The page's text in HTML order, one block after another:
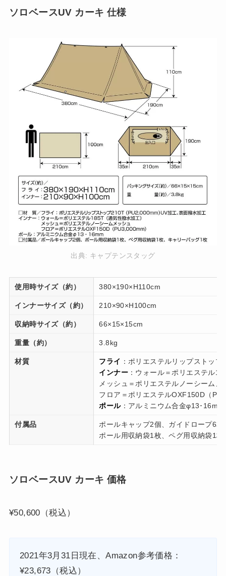
ソロベースUV カーキ 仕様
出典: キャプテンスタッグ
使用時サイズ（約） 380×190×H110cm
インナーサイズ（約） 210×90×H100cm
収納時サイズ（約） 66×15×15cm
重量（約） 3.8kg
材質 フライ ：ポリエステルリップストッ
インナー ：ウォール＝ポリエステル
メッシュ＝ポリエステルノーシームメ
フロア＝ポリエステルOXF150D（
ポール：アルミニウム合金φ13･16mm
付属品
ポールキャップ2個、ガイドロープ6
ポール用収納袋1枚、ペグ用収納袋1
ソロベースUV カーキ 価格
¥50,600（税込）
2021年3月31日現在、Amazon参考価格：
¥23,673（税込）